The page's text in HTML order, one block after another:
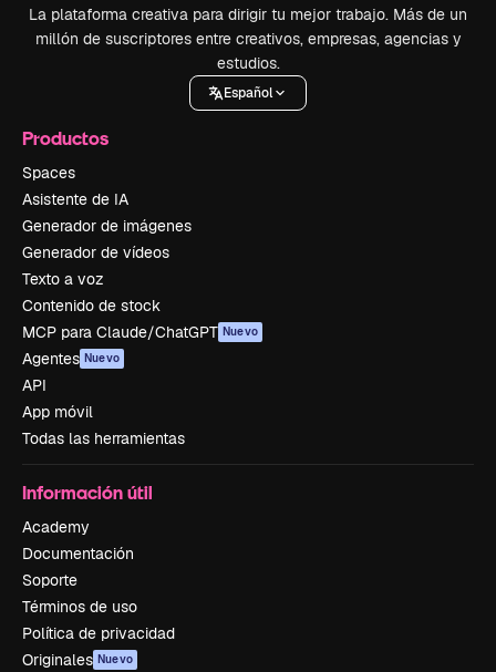
La plataforma creativa para dirigir tu mejor trabajo. Más de un
millón de suscriptores entre creativos, empresas, agencias y
estudios.
Español
Productos
Spaces
Asistente de IA
Generador de imágenes
Generador de vídeos
Texto a voz
Contenido de stock
MCP para Claude/ChatGPT Nuevo
Agentes Nuevo
API
App móvil
Todas las herramientas
Información útil
Academy
Documentación
Soporte
Términos de uso
Política de privacidad
Originales Nuevo